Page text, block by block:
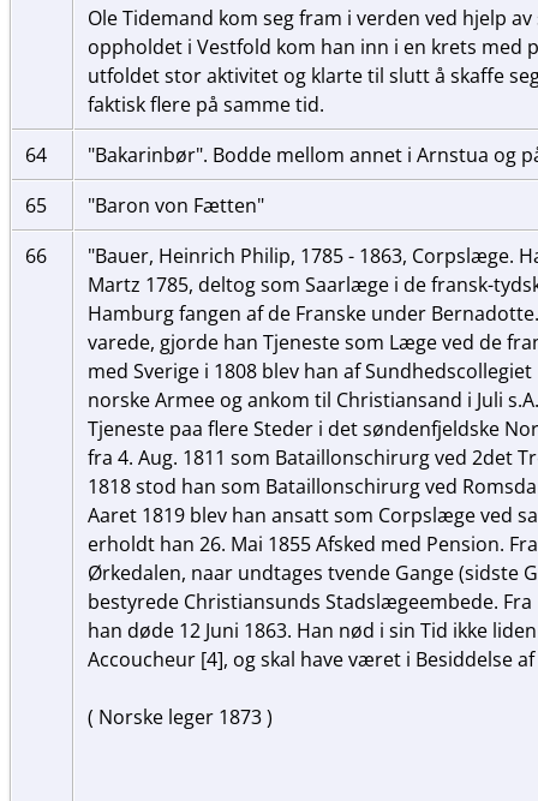
Ole Tidemand kom seg fram i verden ved hjelp
oppholdet i Vestfold kom han inn i en krets med
utfoldet stor aktivitet og klarte til slutt å skaffe
faktisk flere på samme tid.
64
"Bakarinbør". Bodde mellom annet i Arnstua og
65
"Baron von Fætten"
66
"Bauer, Heinrich Philip, 1785 - 1863, Corpslæge.
Martz 1785, deltog som Saarlæge i de fransk-
Hamburg fangen af de Franske under
varede, gjorde han Tjeneste som Læge ved de
med Sverige i 1808 blev han af
norske Armee og ankom til Christiansand i Juli
Tjeneste paa flere Steder i det søndenfjeldske
fra 4. Aug. 1811 som Bataillonschirurg ved 2det
1818 stod han som Bataillonschirurg ved
Aaret 1819 blev han ansatt som Corpslæge ved
erholdt han 26. Mai 1855 Afsked med Pension.
Ørkedalen, naar undtages tvende Gange (sidste
bestyrede Christiansunds Stadslægeembede.
han døde 12 Juni 1863. Han nød i sin Tid ikke
Accoucheur [4], og skal have været i Besiddelse
( Norske leger 1873 )